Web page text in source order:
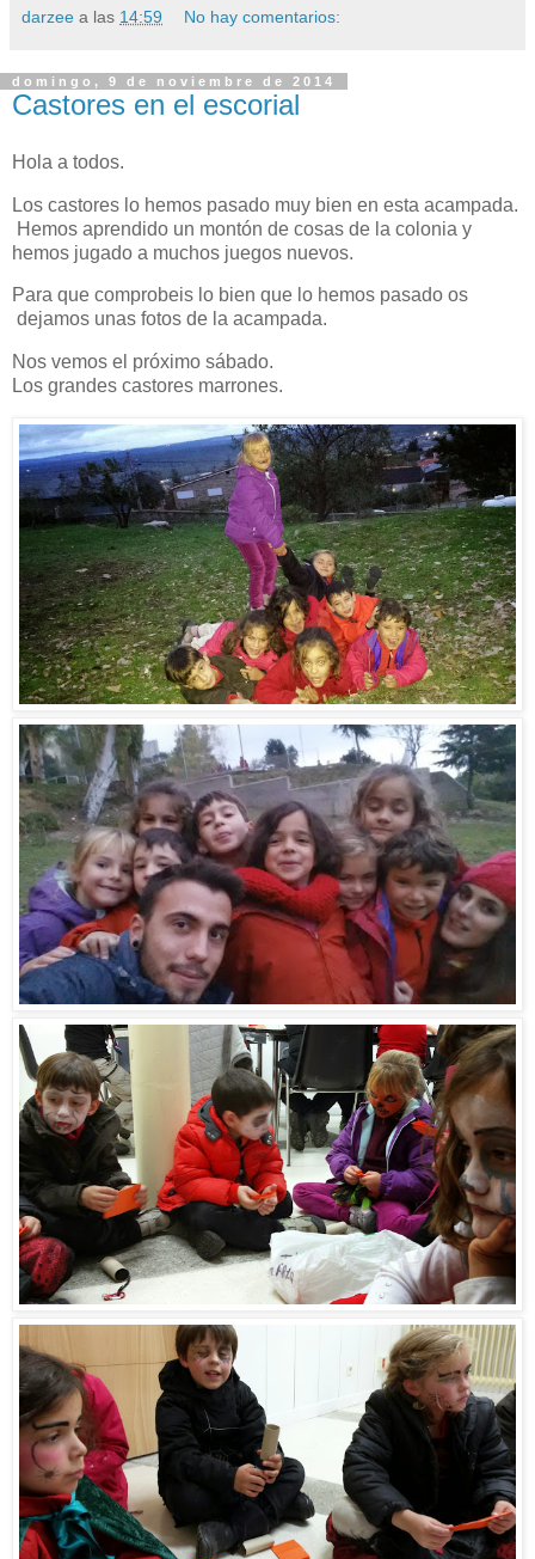
darzee a las 14:59 No hay comentarios:
domingo, 9 de noviembre de 2014
Castores en el escorial
Hola a todos.
Los castores lo hemos pasado muy bien en esta acampada.
Hemos aprendido un montón de cosas de la colonia y
hemos jugado a muchos juegos nuevos.
Para que comprobeis lo bien que lo hemos pasado os
dejamos unas fotos de la acampada.
Nos vemos el próximo sábado.
Los grandes castores marrones.